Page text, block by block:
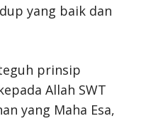
yang baik dan
prinsip
Allah SWT
yang Maha Esa,